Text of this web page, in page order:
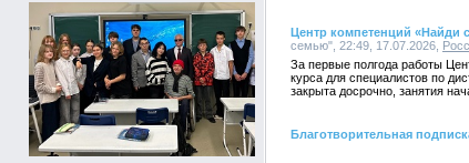
Центр компетенций «Найди
семью", 22:49, 17.07.2026,
За первые полгода работы
курса для специалистов по
закрыта досрочно, занятия
Благотворительная